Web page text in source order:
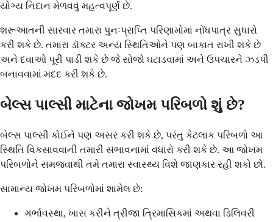
યોગ્ય નિદાન મેળવવું મહત્વપૂર્ણ છે.
શરૂઆતની સારવાર તમારા પુનઃપ્રાપ્તિ પરિણામોમાં નોંધપાત્ર સુધારો
કરી શકે છે. તમારા ડૉક્ટર અન્ય સ્થિતિઓને પણ બાકાત રાખી શકે છે
અને દવાઓ પૂરી પાડી શકે છે જે સોજો ઘટાડવામાં અને ઉપચારને ઝડપી
બનાવવામાં મદદ કરી શકે છે.
બેલ્સ પાલ્સી માટેના જોખમ પરિબળો શું છે?
બેલ્સ પાલ્સી કોઈને પણ અસર કરી શકે છે, પરંતુ કેટલાક પરિબળો આ
સ્થિતિ વિકસાવવાની તમારી સંભાવનામાં વધારો કરી શકે છે. આ જોખમ
પરિબળોને સમજવાથી તમે તમારા સ્વાસ્થ્ય વિશે જાણકાર રહી શકો છો.
સામાન્ય જોખમ પરિબળોમાં શામેલ છે:
ગર્ભાવસ્થા, ખાસ કરીને ત્રીજા ત્રિમાસિકમાં અથવા ડિલિવરી